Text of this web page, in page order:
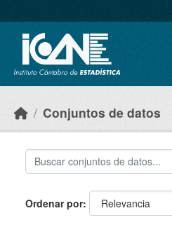
Conjuntos de datos
Ordenar por